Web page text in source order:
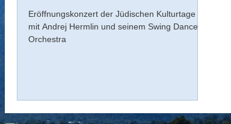
Eröffnungskonzert der Jüdischen Kulturtage
mit Andrej Hermlin und seinem Swing Dance
Orchestra